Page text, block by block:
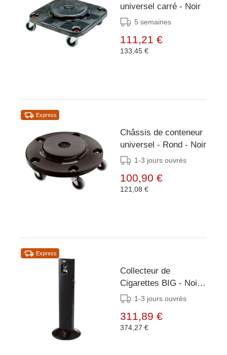
universel carré - Noir
5 semaines
111,21 €
133,45 €
Express
Châssis de conteneur
universel - Rond - Noir
1-3 jours ouvrés
100,90 €
121,08 €
Express
Collecteur de
Cigarettes BIG - Noir -
Facile à vider -
(H)1090mm
1-3 jours ouvrés
311,89 €
374,27 €